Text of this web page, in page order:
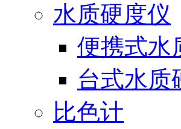
水质硬度仪
便携式水
台式水质
比色计